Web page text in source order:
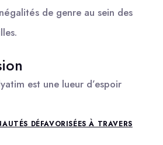
de genre au sein des
est une lueur d’espoir
DÉFAVORISÉES À TRAVERS